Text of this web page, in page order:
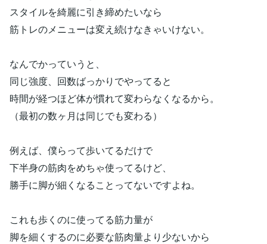
スタイルを綺麗に引き締めたいなら
筋トレのメニューは変え続けなきゃいけない。
なんでかっていうと、
同じ強度、回数ばっかりでやってると
時間が経つほど体が慣れて変わらなくなるから。
（最初の数ヶ月は同じでも変わる）
例えば、僕らって歩いてるだけで
下半身の筋肉をめちゃ使ってるけど、
勝手に脚が細くなることってないですよね。
これも歩くのに使ってる筋力量が
脚を細くするのに必要な筋肉量より少ないから